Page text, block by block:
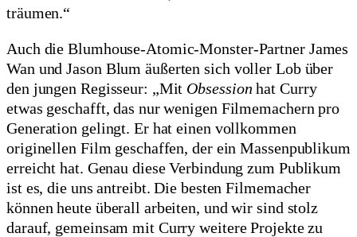
träumen.“
Auch die Blumhouse-Atomic-Monster-Partner James
Wan und Jason Blum äußerten sich voller Lob über
den jungen Regisseur: „Mit Obsession hat Curry
etwas geschafft, das nur wenigen Filmemachern pro
Generation gelingt. Er hat einen vollkommen
originellen Film geschaffen, der ein Massenpublikum
erreicht hat. Genau diese Verbindung zum Publikum
ist es, die uns antreibt. Die besten Filmemacher
können heute überall arbeiten, und wir sind stolz
darauf, gemeinsam mit Curry weitere Projekte zu